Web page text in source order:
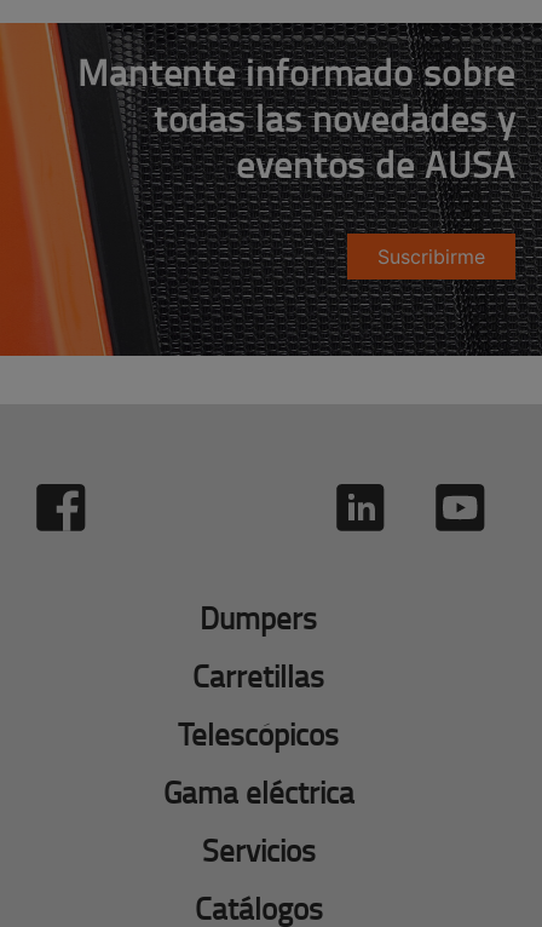
Mantente informado sobre
todas las novedades y
eventos de AUSA
Suscribirme
Dumpers
Carretillas
Telescópicos
Gama eléctrica
Servicios
Catálogos